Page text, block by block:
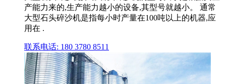
产能力来的,生产能力越小的设备,其型号就越小。 通常
大型石头碎沙机是指每小时产量在100吨以上的机器,应
用在 .
联系电话: 180 3780 8511